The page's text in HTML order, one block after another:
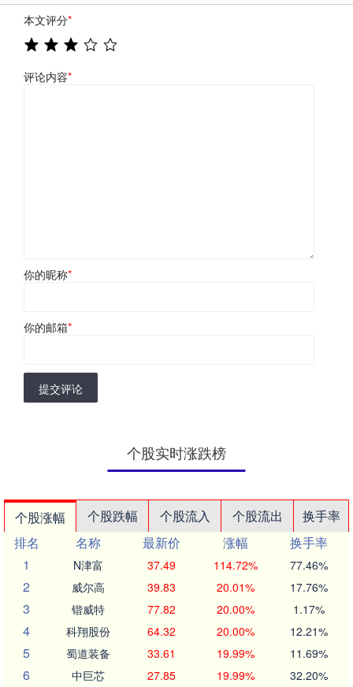
本文评分*
评论内容*
你的昵称*
你的邮箱*
提交评论
个股实时涨跌榜
个股涨幅 个股跌幅 个股流入 个股流出
换手率
排名
名称 最新价 涨幅
换手率
1
N津富 37.49 114.72% 77.46%
2 威尔高 39.83 20.01% 17.76%
3 锴威特 77.82 20.00% 1.17%
4 科翔股份 64.32 20.00% 12.21%
5 蜀道装备 33.61 19.99% 11.69%
6 中巨芯 27.85 19.99% 32.20%